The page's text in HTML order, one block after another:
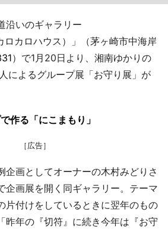
沿いのギャラリー
ロカロハウス）」（茅ヶ崎市中海岸
）で1月20日より、湘南ゆかりの
によるグループ展「お守り展」が
作る「にこまもり」
［広告］
画としてオーナーの木村みどりさ
企画展を開く同ギャラリー。テーマ
片付けをしているときに翌年のもの
昨年の『切符』に続き今年は『お守